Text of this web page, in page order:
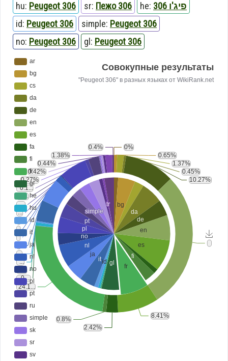
hu: Peugeot 306 sr: Пежо 306 he:
פיג'ו 306
id: Peugeot 306 simple: Peugeot 306
no: Peugeot 306 gl: Peugeot 306